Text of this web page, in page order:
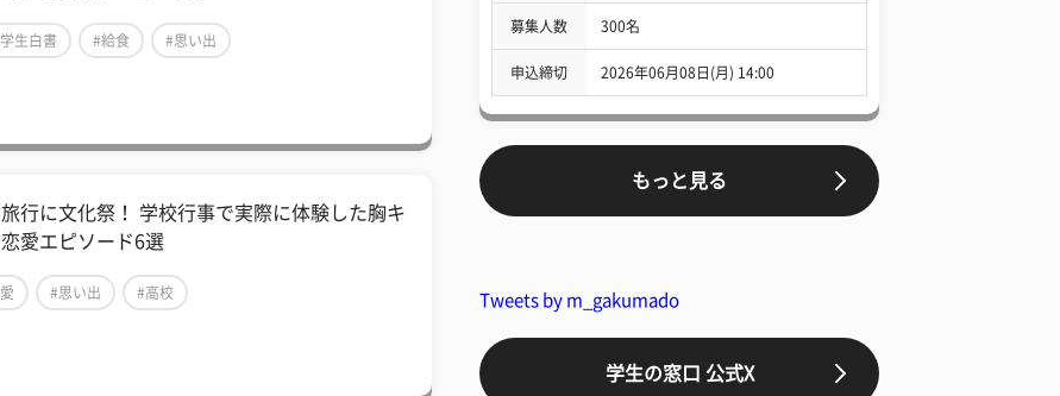
生白書 #給食 #思い出
行に文化祭！ 学校行事で実際に体験した胸キ
恋愛エピソード6選
#思い出 #高校
募集人数 300名
申込締切 2026年06月08日(月) 14:00
もっと見る
Tweets by m_gakumado
学生の窓口 公式X